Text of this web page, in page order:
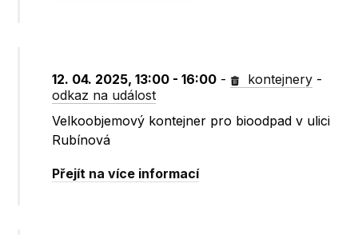
12. 04. 2025, 13:00 - 16:00 - kontejnery -
odkaz na událost
Velkoobjemový kontejner pro bioodpad v ulici
Rubínová
Přejít na více informací